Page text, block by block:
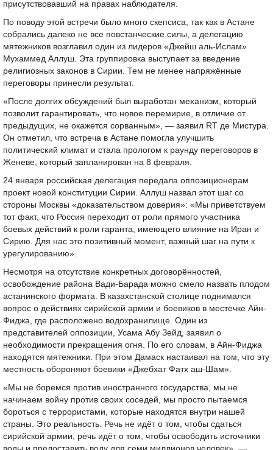
присутствовавший на правах наблюдателя.
По поводу этой встречи было много скепсиса, так как в Астане
собрались далеко не все повстанческие силы, а делегацию
мятежников возглавил один из лидеров «Джейш аль-Ислам»
Мухаммед Аллуш. Эта группировка выступает за введение
религиозных законов в Сирии. Тем не менее напряжённые
переговоры принесли результат.
«После долгих обсуждений был выработан механизм, который
позволит гарантировать, что новое перемирие, в отличие от
предыдущих, не окажется сорванным», — заявил RT де Мистура.
Он отметил, что встреча в Астане помогла улучшить
политический климат и стала прологом к раунду переговоров в
Женеве, который запланирован на 8 февраля.
24 января российская делегация передала оппозиционерам
проект новой конституции Сирии. Аллуш назвал этот шаг со
стороны Москвы «доказательством доверия»: «Мы приветствуем
тот факт, что Россия переходит от роли прямого участника
боевых действий к роли гаранта, имеющего влияние на Иран и
Сирию. Для нас это позитивный момент, важный шаг на пути к
урегулированию».
Несмотря на отсутствие конкретных договорённостей,
освобождение района Вади-Барада можно смело назвать плодом
астанинского формата. В казахстанской столице поднимался
вопрос о действиях сирийской армии и боевиков в местечке Айн-
Фиджа, где расположено водохранилище. Один из
представителей оппозиции, Усама Абу Зейд, заявил о
необходимости прекращения огня. По его словам, в Айн-Фиджа
находятся мятежники. При этом Дамаск настаивал на том, что эту
местность обороняют боевики «Джебхат Фатх аш-Шам».
«Мы не боремся против иностранного государства, мы не
начинаем войну против своих соседей, мы просто пытаемся
бороться с террористами, которые находятся внутри нашей
страны. Это реальность. Речь не идёт о том, чтобы сдаться
сирийской армии, речь идёт о том, чтобы освободить источники